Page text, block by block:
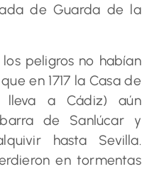
de Guarda de la
peligros no habían
en 1717 la Casa de
lleva a Cádiz) aún
de Sanlúcar y
hasta Sevilla.
en tormentas